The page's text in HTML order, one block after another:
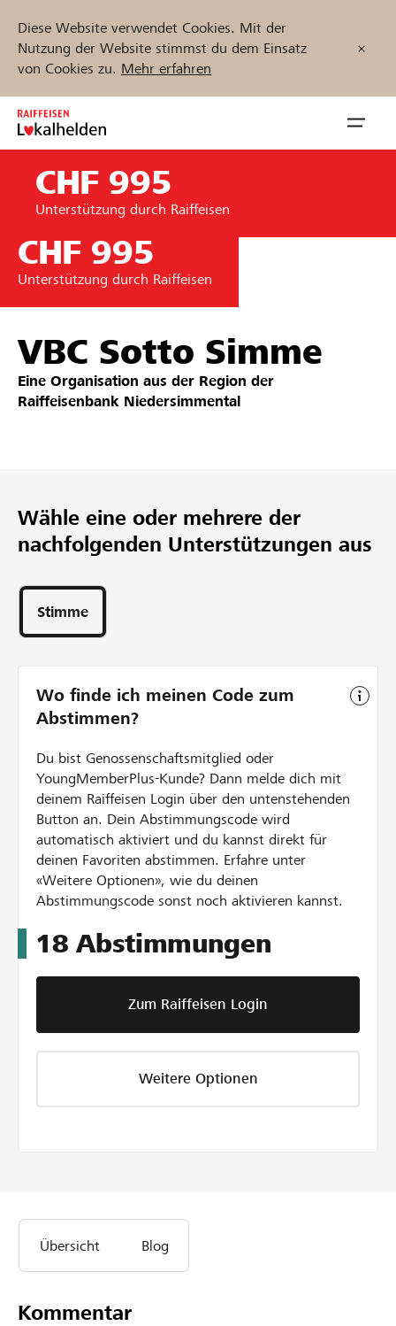
Diese Website verwendet Cookies. Mit der
Nutzung der Website stimmst du dem Einsatz
von Cookies zu. Mehr erfahren
Zum
Inhalt
springen
öffnen
Unterstützen
Hilfe & Support
Anmelden
Projekte und Organisationen finden
Jetzt starten
CHF 995
Unterstützung durch Raiffeisen
CHF 995
Unterstützung durch Raiffeisen
VBC Sotto Simme
Eine Organisation aus der Region der
Raiffeisenbank Niedersimmental
Wähle eine oder mehrere der
nachfolgenden Unterstützungen aus
Stimme
Wo finde ich meinen Code zum
Abstimmen?
Du bist Genossenschaftsmitglied oder
YoungMemberPlus-Kunde? Dann melde dich mit
deinem Raiffeisen Login über den untenstehenden
Button an. Dein Abstimmungscode wird
automatisch aktiviert und du kannst direkt für
deinen Favoriten abstimmen. Erfahre unter
«Weitere Optionen», wie du deinen
Abstimmungscode sonst noch aktivieren kannst.
18 Abstimmungen
Zum Raiffeisen Login
Weitere Optionen
Übersicht Blog
Kommentar